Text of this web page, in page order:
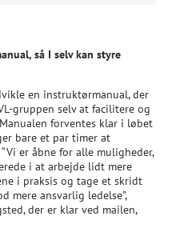
så I selv kan styre
en instruktørmanual, der
gruppen selv at facilitere og
forventes klar i løbet
bare et par timer at
er åbne for alle muligheder,
i at arbejde lidt mere
i praksis og tage et skridt
mere ansvarlig ledelse”,
der er klar ved mailen,